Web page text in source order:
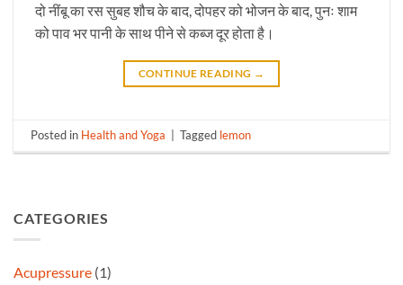
दो नींबू का रस सुबह शौच के बाद, दोपहर को भोजन के बाद, पुनः शाम
को पाव भर पानी के साथ पीने से कब्ज दूर होता है।
CONTINUE READING →
Posted in Health and Yoga Tagged lemon
CATEGORIES
Acupressure (1)